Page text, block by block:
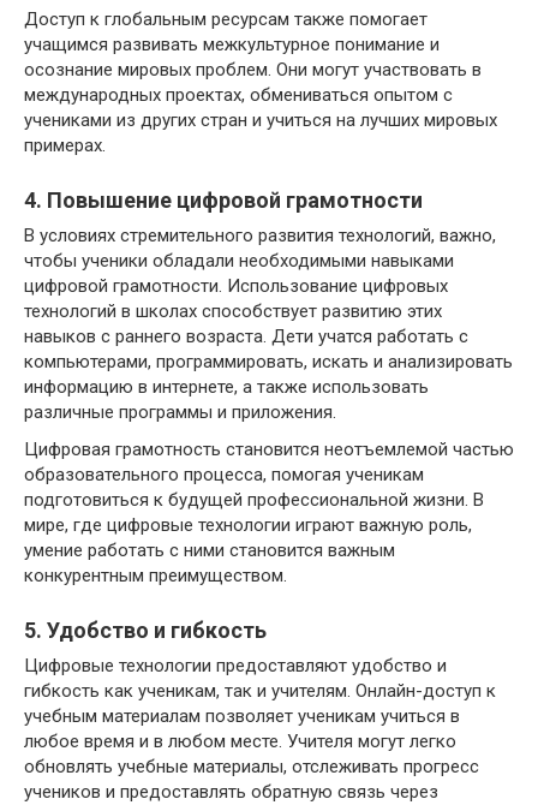
Доступ к глобальным ресурсам также помогает
учащимся развивать межкультурное понимание и
осознание мировых проблем. Они могут участвовать в
международных проектах, обмениваться опытом с
учениками из других стран и учиться на лучших мировых
примерах.
4. Повышение цифровой грамотности
В условиях стремительного развития технологий, важно,
чтобы ученики обладали необходимыми навыками
цифровой грамотности. Использование цифровых
технологий в школах способствует развитию этих
навыков с раннего возраста. Дети учатся работать с
компьютерами, программировать, искать и анализировать
информацию в интернете, а также использовать
различные программы и приложения.
Цифровая грамотность становится неотъемлемой частью
образовательного процесса, помогая ученикам
подготовиться к будущей профессиональной жизни. В
мире, где цифровые технологии играют важную роль,
умение работать с ними становится важным
конкурентным преимуществом.
5. Удобство и гибкость
Цифровые технологии предоставляют удобство и
гибкость как ученикам, так и учителям. Онлайн-доступ к
учебным материалам позволяет ученикам учиться в
любое время и в любом месте. Учителя могут легко
обновлять учебные материалы, отслеживать прогресс
учеников и предоставлять обратную связь через